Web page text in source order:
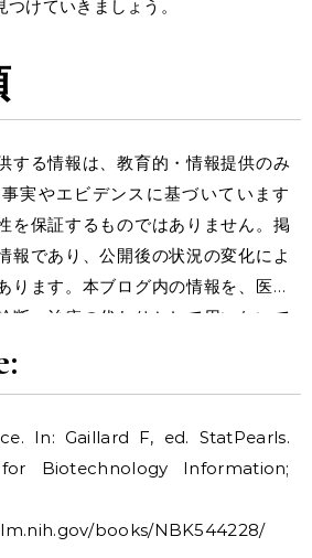
けていきましょう。
する情報は、教育的・情報提供のみ
実やエビデンスに基づいています
を保証するものではありません。掲
報であり、公開後の状況の変化によ
ります。本ブログ内の情報を、医療
断、治療の代わりとして用いないで
イトの利用に関連して生じたいかな
方は一切の責任を負いません。
In: Gaillard F, ed. StatPearls.
Biotechnology Information;
books/NBK544228/